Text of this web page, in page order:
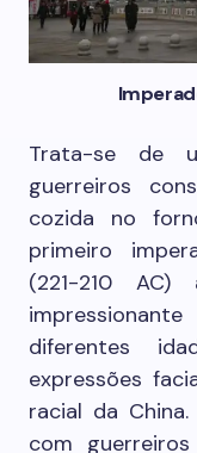
Trata-se de
guerreiros
cozida no
primeiro
(221-210
diferentes
expressões
racial da
com